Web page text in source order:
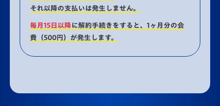
それ以降の支払いは発生しません。
毎月15日以降に解約手続きをすると、1ヶ月分の会
費（500円）が発生します。